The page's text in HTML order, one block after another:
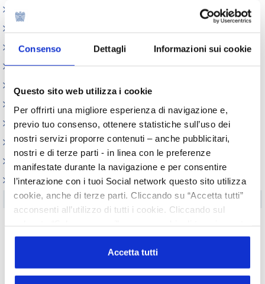
Consenso Dettagli Informazioni sui cookie
Questo sito web utilizza i cookie
Per offrirti una migliore esperienza di navigazione e,
previo tuo consenso, ottenere statistiche sull’uso dei
nostri servizi proporre contenuti – anche pubblicitari,
nostri e di terze parti - in linea con le preferenze
manifestate durante la navigazione e per consentire
l’interazione con i tuoi Social network questo sito utilizza
cookie, anche di terze parti. Cliccando su “Accetta tutti”
acconsenti all’utilizzo di tutti i cookie. Cliccando sul
o profilazione viene utilizzato. Cliccando su
“Personalizza le scelte” è possibile esprimere la propria
volontà in relazione a ciascuna categoria di cookie del
Accetta tutti
Circolari
Prodotti e Ingredienti Cosmetici
Produzione e confezionamento
Dispositivi Medici
REACH e CLP
Sicurezza Prodotti cosmetici
Codici doganali e accise
Altre normative
Archivio presentazioni
Convegno tecnico internazionale
Information Day
Reach e CLP